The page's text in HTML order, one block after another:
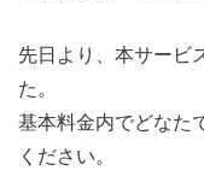
先日より、本サービ
た。
基本料金内でどなた
ください。